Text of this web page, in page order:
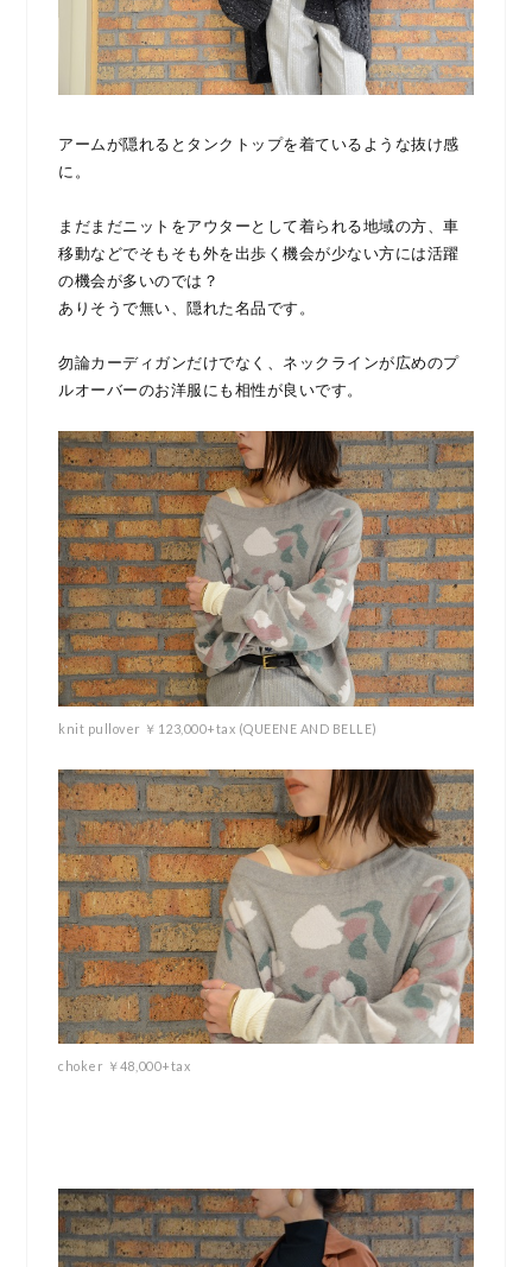
アームが隠れるとタンクトップを着ているような抜け感
に。
まだまだニットをアウターとして着られる地域の方、車
移動などでそもそも外を出歩く機会が少ない方には活躍
の機会が多いのでは？
ありそうで無い、隠れた名品です。
勿論カーディガンだけでなく、ネックラインが広めのプ
ルオーバーのお洋服にも相性が良いです。
knit pullover ￥123,000+tax (QUEENE AND BELLE)
choker ￥48,000+tax